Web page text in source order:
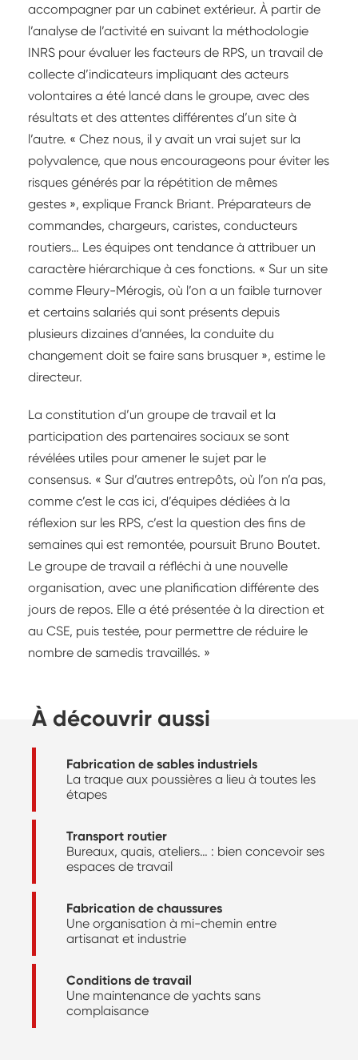
accompagner par un cabinet extérieur. À partir de
l’analyse de l’activité en suivant la méthodologie
INRS pour évaluer les facteurs de RPS, un travail de
collecte d’indicateurs impliquant des acteurs
volontaires a été lancé dans le groupe, avec des
résultats et des attentes différentes d’un site à
l’autre. « Chez nous, il y avait un vrai sujet sur la
polyvalence, que nous encourageons pour éviter les
risques générés par la répétition de mêmes
gestes », explique Franck Briant. Préparateurs de
commandes, chargeurs, caristes, conducteurs
routiers… Les équipes ont tendance à attribuer un
caractère hiérarchique à ces fonctions. « Sur un site
comme Fleury-Mérogis, où l’on a un faible turnover
et certains salariés qui sont présents depuis
plusieurs dizaines d’années, la conduite du
changement doit se faire sans brusquer », estime le
directeur.
La constitution d’un groupe de travail et la
participation des partenaires sociaux se sont
révélées utiles pour amener le sujet par le
consensus. « Sur d’autres entrepôts, où l’on n’a pas,
comme c’est le cas ici, d’équipes dédiées à la
réflexion sur les RPS, c’est la question des fins de
semaines qui est remontée, poursuit Bruno Boutet.
Le groupe de travail a réfléchi à une nouvelle
organisation, avec une planification différente des
jours de repos. Elle a été présentée à la direction et
au CSE, puis testée, pour permettre de réduire le
nombre de samedis travaillés. »
À découvrir aussi
Fabrication de sables industriels
La traque aux poussières a lieu à toutes les
étapes
Transport routier
Bureaux, quais, ateliers… : bien concevoir ses
espaces de travail
Fabrication de chaussures
Une organisation à mi-chemin entre
artisanat et industrie
Conditions de travail
Une maintenance de yachts sans
complaisance